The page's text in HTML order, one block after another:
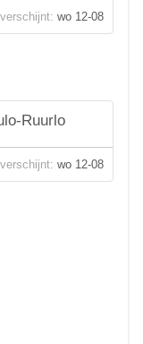
verschijnt: wo 12-08
Ruurlo
verschijnt: wo 12-08